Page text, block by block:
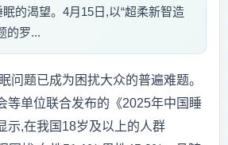
的渴望。4月15日,以“超柔新智造
的罗...
问题已成为困扰大众的普遍难题。
等单位联合发布的《2025年中国睡
示,在我国18岁及以上的人群